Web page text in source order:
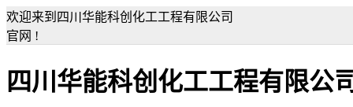
欢迎来到四川华能科创化工工程有限公司
官网 !
四川华能科创化工工程有限公